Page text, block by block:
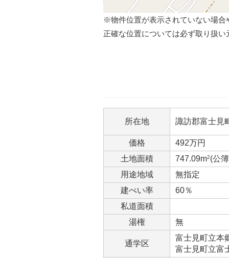
※物件位置が表示されていない場合
正確な位置については必ず取り扱
所在地 諏訪郡富士見
価格
492万円
土地面積
747.09m2(公
用途地域
無指定
建ぺい率
60％
私道面積
湯権
無
通学区
富士見町立本
富士見町立富